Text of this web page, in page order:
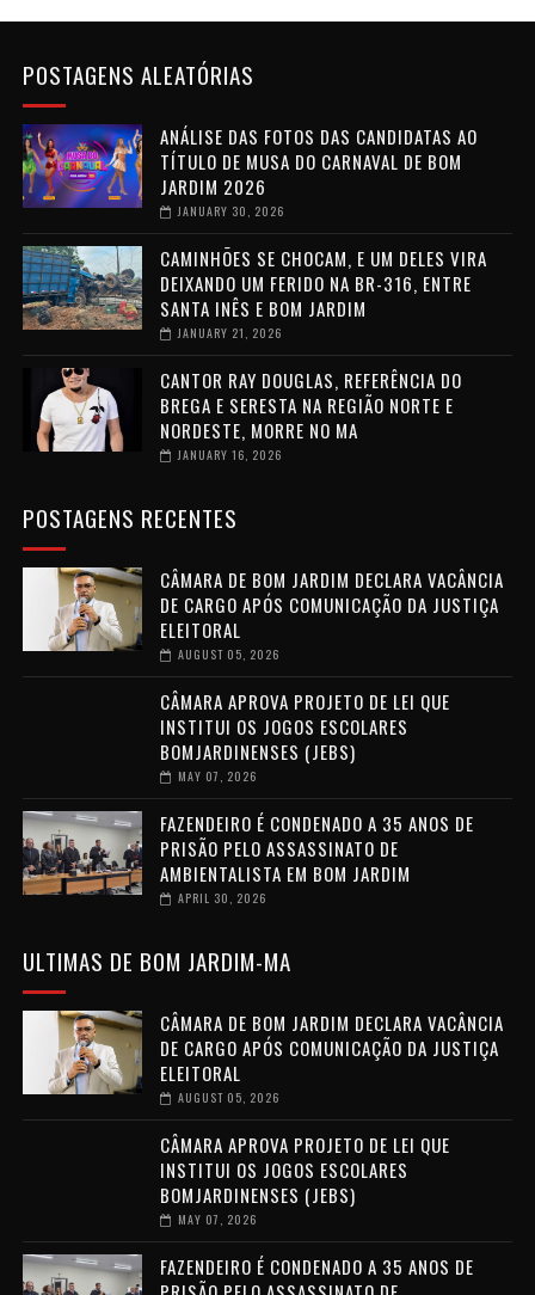
POSTAGENS ALEATÓRIAS
ANÁLISE DAS FOTOS DAS CANDIDATAS AO
TÍTULO DE MUSA DO CARNAVAL DE BOM
JARDIM 2026
JANUARY 30, 2026
CAMINHÕES SE CHOCAM, E UM DELES VIRA
DEIXANDO UM FERIDO NA BR-316, ENTRE
SANTA INÊS E BOM JARDIM
JANUARY 21, 2026
CANTOR RAY DOUGLAS, REFERÊNCIA DO
BREGA E SERESTA NA REGIÃO NORTE E
NORDESTE, MORRE NO MA
JANUARY 16, 2026
POSTAGENS RECENTES
CÂMARA DE BOM JARDIM DECLARA VACÂNCIA
DE CARGO APÓS COMUNICAÇÃO DA JUSTIÇA
ELEITORAL
AUGUST 05, 2026
CÂMARA APROVA PROJETO DE LEI QUE
INSTITUI OS JOGOS ESCOLARES
BOMJARDINENSES (JEBS)
MAY 07, 2026
FAZENDEIRO É CONDENADO A 35 ANOS DE
PRISÃO PELO ASSASSINATO DE
AMBIENTALISTA EM BOM JARDIM
APRIL 30, 2026
ULTIMAS DE BOM JARDIM-MA
CÂMARA DE BOM JARDIM DECLARA VACÂNCIA
DE CARGO APÓS COMUNICAÇÃO DA JUSTIÇA
ELEITORAL
AUGUST 05, 2026
CÂMARA APROVA PROJETO DE LEI QUE
INSTITUI OS JOGOS ESCOLARES
BOMJARDINENSES (JEBS)
MAY 07, 2026
FAZENDEIRO É CONDENADO A 35 ANOS DE